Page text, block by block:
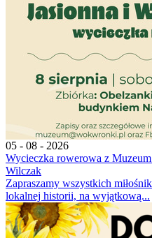
05 - 08 - 2026
Wycieczka rowerowa z
Wilczak
Zapraszamy wszystkich
lokalnej historii, na wyjątkową...